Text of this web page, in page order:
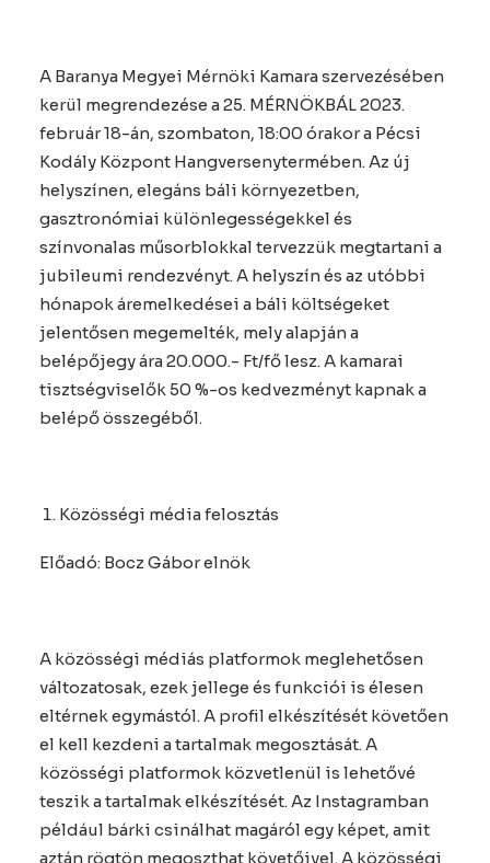
A Baranya Megyei Mérnöki Kamara szervezésében
kerül megrendezése a 25. MÉRNÖKBÁL 2023.
február 18-án, szombaton, 18:00 órakor a Pécsi
Kodály Központ Hangversenytermében. Az új
helyszínen, elegáns báli környezetben,
gasztronómiai különlegességekkel és
színvonalas műsorblokkal tervezzük megtartani a
jubileumi rendezvényt. A helyszín és az utóbbi
hónapok áremelkedései a báli költségeket
jelentősen megemelték, mely alapján a
belépőjegy ára 20.000.- Ft/fő lesz. A kamarai
tisztségviselők 50 %-os kedvezményt kapnak a
belépő összegéből.
Közösségi média felosztás
Előadó: Bocz Gábor elnök
A közösségi médiás platformok meglehetősen
változatosak, ezek jellege és funkciói is élesen
eltérnek egymástól. A profil elkészítését követően
el kell kezdeni a tartalmak megosztását. A
közösségi platformok közvetlenül is lehetővé
teszik a tartalmak elkészítését. Az Instagramban
például bárki csinálhat magáról egy képet, amit
aztán rögtön megoszthat követőivel. A közösségi